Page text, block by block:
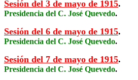
Sesión del 3 de mayo de 1915.
Presidencia del C. José Quevedo.
Sesión del 6 de mayo de 1915.
Presidencia del C. José Quevedo.
Sesión del 7 de mayo de 1915.
Presidencia del C. José Quevedo.